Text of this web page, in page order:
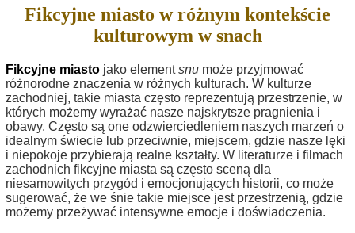
Fikcyjne miasto w różnym kontekście
kulturowym w snach
Fikcyjne miasto jako elementsnu może przyjmować
różnorodne znaczenia w różnych kulturach. W kulturze
zachodniej, takie miasta często reprezentują przestrzenie, w
których możemy wyrażać nasze najskrytsze pragnienia i
obawy. Często są one odzwierciedleniem naszych marzeń o
idealnym świecie lub przeciwnie, miejscem, gdzie nasze lęki
i niepokoje przybierają realne kształty. W literaturze i filmach
zachodnich fikcyjne miasta są często sceną dla
niesamowitych przygód i emocjonujących historii, co może
sugerować, że we śnie takie miejsce jest przestrzenią, gdzie
możemy przeżywać intensywne emocje i doświadczenia.